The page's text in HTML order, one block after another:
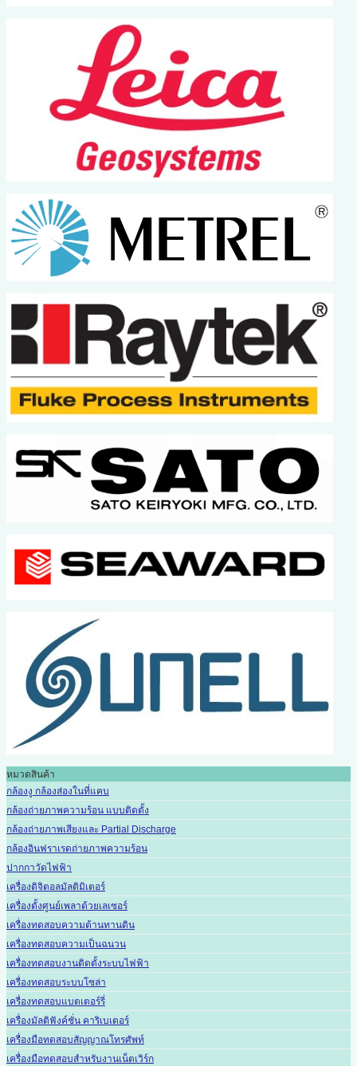
หมวดสินค้า
กล้องงู กล้องส่องในที่แคบ
กล้องถ่ายภาพความร้อน แบบติดตั้ง
กล้องถ่ายภาพเสียงและ Partial Discharge
กล้องอินฟราเรดถ่ายภาพความร้อน
ปากกาวัดไฟฟ้า
เครื่องดิจิตอลมัลติมิเตอร์
เครื่องตั้งศูนย์เพลาด้วยเลเซอร์
เครื่องทดสอบความต้านทานดิน
เครื่องทดสอบความเป็นฉนวน
เครื่องทดสอบงานติดตั้งระบบไฟฟ้า
เครื่องทดสอบระบบโซล่า
เครื่องทดสอบแบตเตอร์รี่
เครื่องมัลติฟังค์ชั่น คาริเบเตอร์
เครื่องมือทดสอบสัญญาณโทรศัพท์
เครื่องมือทดสอบสำหรับงานเน็ตเวิร์ก